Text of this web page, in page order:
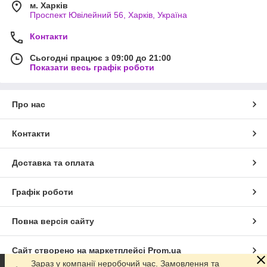
м. Харків
Проспект Ювілейний 56, Харків, Україна
Контакти
Сьогодні працює з 09:00 до 21:00
Показати весь графік роботи
Про нас
Контакти
Доставка та оплата
Графік роботи
Повна версія сайту
Сайт створено на маркетплейсі Prom.ua
Зараз у компанії неробочий час. Замовлення та